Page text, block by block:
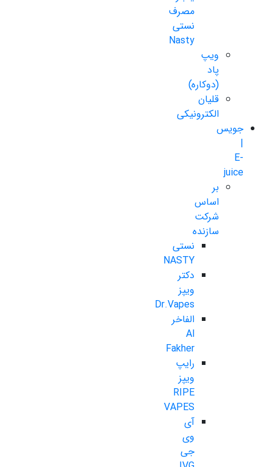
مصرف
نستی
Nasty
ویپ
پاد
(دوکاره)
قلیان
الکترونیکی
جویس
|
E-
juice
بر
اساس
شرکت
سازنده
نستی
NASTY
دکتر
ویپز
Dr.Vapes
الفاخر
Al
Fakher
رایپ
ویپز
RIPE
VAPES
آی
وی
جی